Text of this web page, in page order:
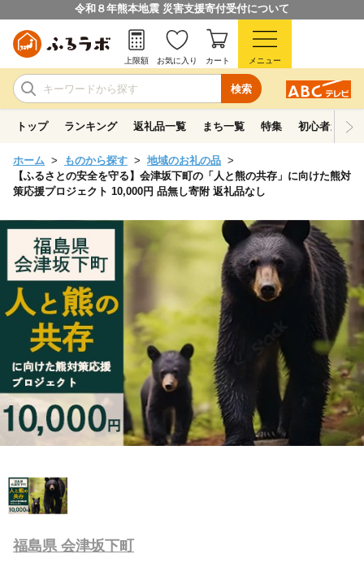
令和８年熊本地震 災害支援寄付受付について
検索
上限額 お気に入り カート メニュー
トップ ランキング 返礼品一覧 まち一覧 特集 初心者ガイド
ホーム ものから探す
地域のお礼の品
【ふるさとの安全を守る】会津坂下町の「人と熊の共存」に向けた熊対
策応援プロジェクト 10,000円 品無し寄附 返礼品なし
福島県 会津坂下町